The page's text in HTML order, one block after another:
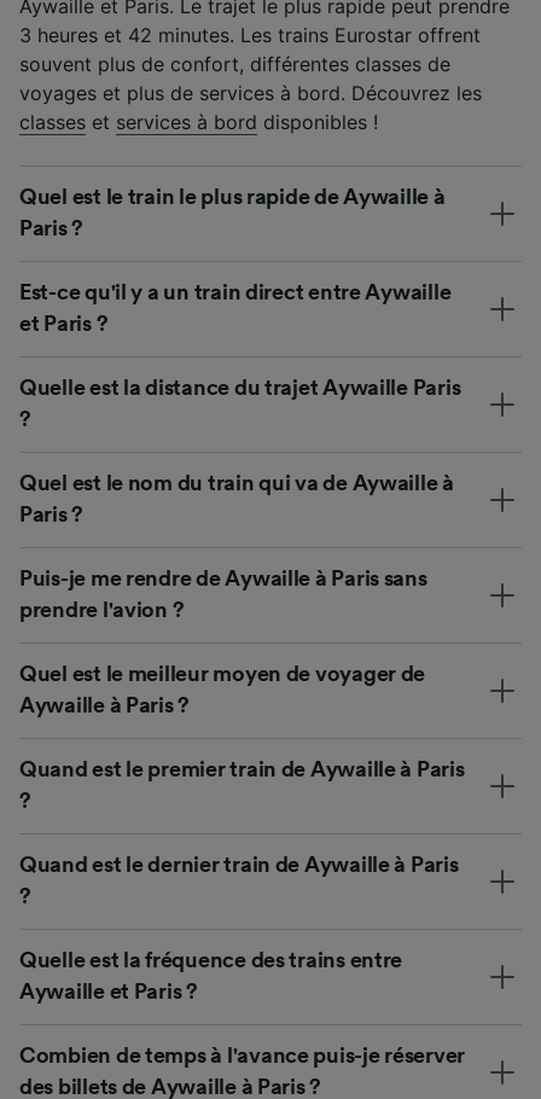
Aywaille et Paris. Le trajet le plus rapide peut prendre
3 heures et 42 minutes. Les trains Eurostar offrent
souvent plus de confort, différentes classes de
voyages et plus de services à bord. Découvrez les
classes et services à bord disponibles !
Quel est le train le plus rapide de Aywaille à
Paris ?
Est-ce qu'il y a un train direct entre Aywaille
et Paris ?
Quelle est la distance du trajet Aywaille Paris
?
Quel est le nom du train qui va de Aywaille à
Paris ?
Puis-je me rendre de Aywaille à Paris sans
prendre l'avion ?
Quel est le meilleur moyen de voyager de
Aywaille à Paris ?
Quand est le premier train de Aywaille à Paris
?
Quand est le dernier train de Aywaille à Paris
?
Quelle est la fréquence des trains entre
Aywaille et Paris ?
Combien de temps à l'avance puis-je réserver
des billets de Aywaille à Paris ?